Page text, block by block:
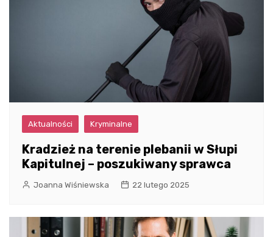
Aktualności Kryminalne
Kradzież na terenie plebanii w Słupi
Kapitulnej – poszukiwany sprawca
Joanna Wiśniewska 22 lutego 2025